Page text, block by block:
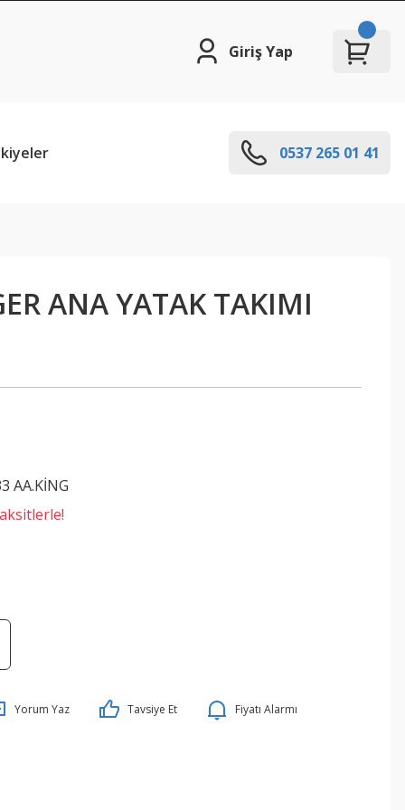
Giriş Yap
0537 265 01 41
ANA YATAK TAKIMI
AA.KİNG
Yorum Yaz Tavsiye Et Fiyatı Alarmı